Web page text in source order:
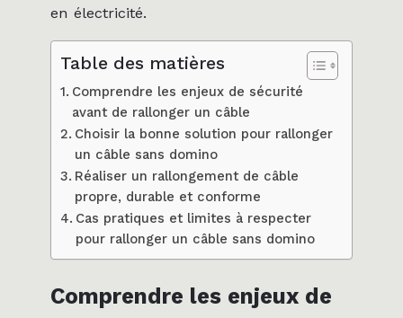
en électricité.
Table des matières
Comprendre les enjeux de sécurité
avant de rallonger un câble
Choisir la bonne solution pour rallonger
un câble sans domino
Réaliser un rallongement de câble
propre, durable et conforme
Cas pratiques et limites à respecter
pour rallonger un câble sans domino
Comprendre les enjeux de